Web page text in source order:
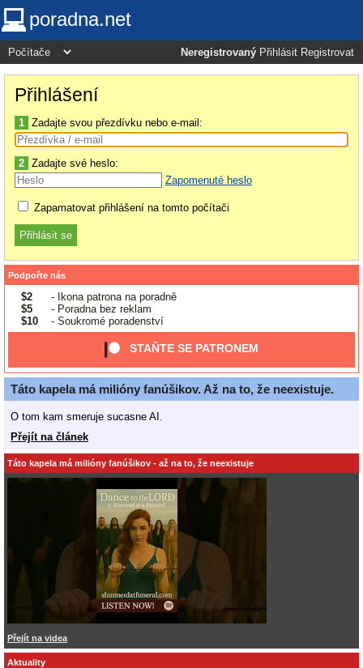
poradna.net
Neregistrovaný Přihlásit Registrovat
Přihlášení
1 Zadajte svou přezdívku nebo e-mail:
2 Zadajte své heslo:
Zapomenuté heslo
Zapamatovat přihlášení na tomto počítači
Podpořte nás
$2
- Ikona patrona na poradně
$5
- Poradna bez reklam
$10
- Soukromé poradenství
STAŇTE SE PATRONEM
Táto kapela má milióny fanúšikov. Až na to, že neexistuje.
O tom kam smeruje sucasne AI.
Přejít na článek
Táto kapela má milióny fanúšikov - až na to, že neexistuje
Přejít na videa
Aktuality